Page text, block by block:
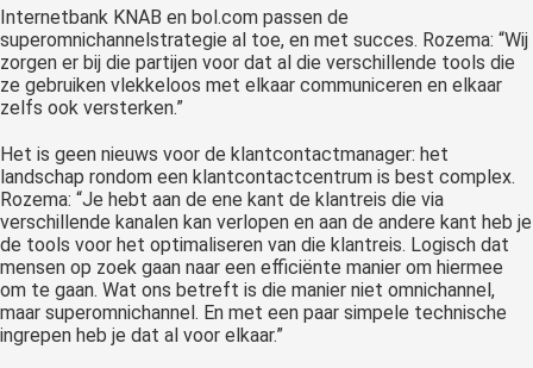
Internetbank KNAB en bol.com passen de
superomnichannelstrategie al toe, en met succes. Rozema: “Wij
zorgen er bij die partijen voor dat al die verschillende tools die
ze gebruiken vlekkeloos met elkaar communiceren en elkaar
zelfs ook versterken.”
Het is geen nieuws voor de klantcontactmanager: het
landschap rondom een klantcontactcentrum is best complex.
Rozema: “Je hebt aan de ene kant de klantreis die via
verschillende kanalen kan verlopen en aan de andere kant heb je
de tools voor het optimaliseren van die klantreis. Logisch dat
mensen op zoek gaan naar een efficiënte manier om hiermee
om te gaan. Wat ons betreft is die manier niet omnichannel,
maar superomnichannel. En met een paar simpele technische
ingrepen heb je dat al voor elkaar.”